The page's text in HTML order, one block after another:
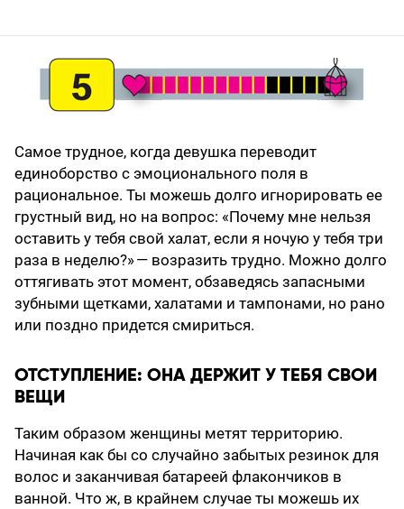
Самое трудное, когда девушка переводит
единоборство с эмоционального поля в
рациональное. Ты можешь долго игнорировать ее
грустный вид, но на вопрос: «Почему мне нельзя
оставить у тебя свой халат, если я ночую у тебя три
раза в неделю?» — возразить трудно. Можно долго
оттягивать этот момент, обзаведясь запасными
зубными щетками, халатами и тампонами, но рано
или поздно придется смириться.
ОТСТУПЛЕНИЕ: ОНА ДЕРЖИТ У ТЕБЯ СВОИ
ВЕЩИ
Таким образом женщины метят территорию.
Начиная как бы со случайно забытых резинок для
волос и заканчивая батареей флакончиков в
ванной. Что ж, в крайнем случае ты можешь их